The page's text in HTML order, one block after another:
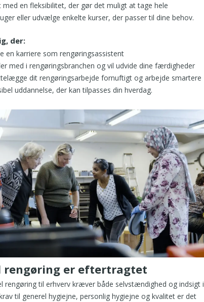
en fleksibilitet, der gør det muligt at tage hele
eller udvælge enkelte kurser, der passer til dine behov.
der:
en karriere som rengøringsassistent
med i rengøringsbranchen og vil udvide dine færdigheder
dit rengøringsarbejde fornuftigt og arbejde smartere
uddannelse, der kan tilpasses din hverdag.
rengøring er eftertragtet
rengøring til erhverv kræver både selvstændighed og indsigt i
til generel hygiejne, personlig hygiejne og kvalitet er det